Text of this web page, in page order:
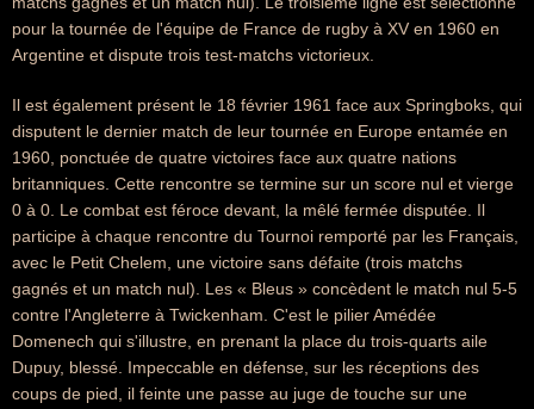
pour la tournée de l'équipe de France de rugby à XV en 1960 en
Argentine et dispute trois test-matchs victorieux.
Il est également présent le 18 février 1961 face aux Springboks, qui
disputent le dernier match de leur tournée en Europe entamée en
1960, ponctuée de quatre victoires face aux quatre nations
britanniques. Cette rencontre se termine sur un score nul et vierge
0 à 0. Le combat est féroce devant, la mêlé fermée disputée. Il
participe à chaque rencontre du Tournoi remporté par les Français,
avec le Petit Chelem, une victoire sans défaite (trois matchs
gagnés et un match nul). Les « Bleus » concèdent le match nul 5-5
contre l'Angleterre à Twickenham. C'est le pilier Amédée
Domenech qui s'illustre, en prenant la place du trois-quarts aile
Dupuy, blessé. Impeccable en défense, sur les réceptions des
coups de pied, il feinte une passe au juge de touche sur une